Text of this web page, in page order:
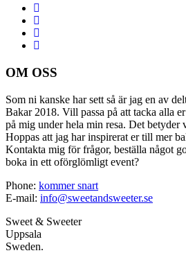
OM OSS
Som ni kanske har sett så är jag en av
Bakar 2018. Vill passa på att tacka alla
på mig under hela min resa. Det
Hoppas att jag har inspirerat er till mer
Kontakta mig för frågor, beställa något
boka in ett oförglömligt event?
Phone: kommer snart
E-mail: info@sweetandsweeter.se
Sweet & Sweeter
Uppsala
Sweden.